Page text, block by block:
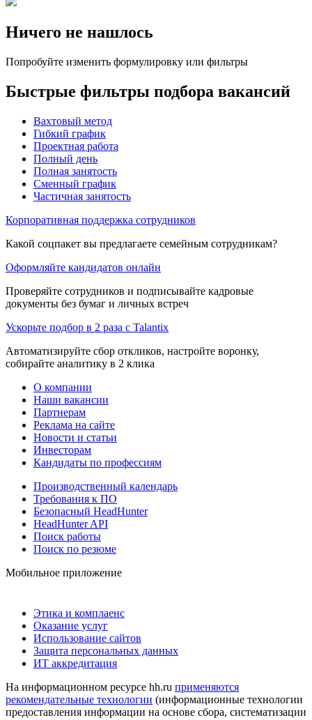
Ничего не нашлось
Попробуйте изменить формулировку или фильтры
Быстрые фильтры подбора вакансий
Вахтовый метод
Гибкий график
Проектная работа
Полный день
Полная занятость
Сменный график
Частичная занятость
Корпоративная поддержка сотрудников
Какой соцпакет вы предлагаете семейным сотрудникам?
Оформляйте кандидатов онлайн
Проверяйте сотрудников и подписывайте кадровые
документы без бумаг и личных встреч
Ускорьте подбор в 2 раза с Talantix
Автоматизируйте сбор откликов, настройте воронку,
собирайте аналитику в 2 клика
О компании
Наши вакансии
Партнерам
Реклама на сайте
Новости и статьи
Инвесторам
Кандидаты по профессиям
Производственный календарь
Требования к ПО
Безопасный HeadHunter
HeadHunter API
Поиск работы
Поиск по резюме
Мобильное приложение
Этика и комплаенс
Оказание услуг
Использование сайтов
Защита персональных данных
ИТ аккредитация
На информационном ресурсе hh.ru применяются
рекомендательные технологии (информационные технологии
предоставления информации на основе сбора, систематизации